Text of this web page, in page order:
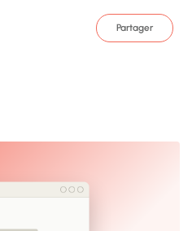
Partager